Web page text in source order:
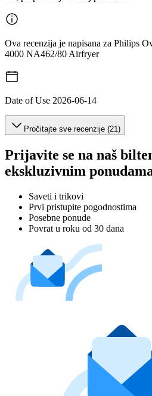
Ova recenzija je napisana za Philips
4000 NA462/80 Airfryer
Date of Use 2026-06-14
Pročitajte sve recenzije (21)
Prijavite se na naš
ekskluzivnim
Saveti i trikovi
Prvi pristupite pogodnostima
Posebne ponude
Povrat u roku od 30 dana